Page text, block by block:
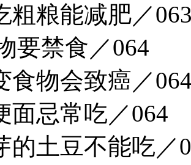
粗粮能减肥／
要禁食／064
食物会致癌／
面忌常吃／064
的土豆不能吃／